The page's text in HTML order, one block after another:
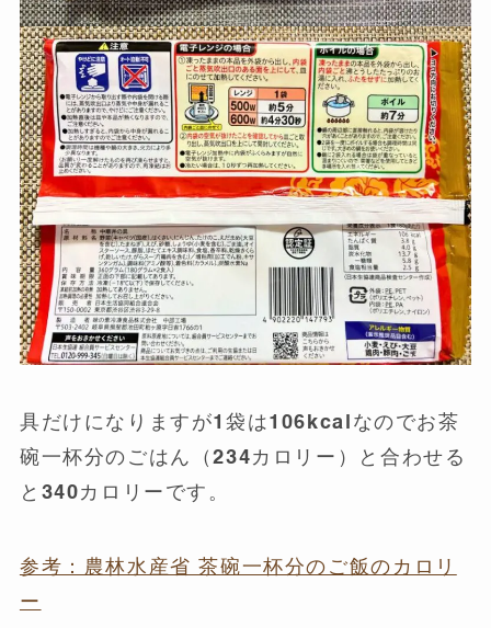
具だけになりますが1袋は106kcalなのでお茶
碗一杯分のごはん（234カロリー）と合わせる
と340カロリーです。
参考：農林水産省 茶碗一杯分のご飯のカロリ
ー